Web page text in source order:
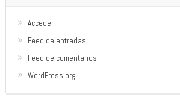
Acceder
Feed de entradas
Feed de comentarios
WordPress.org